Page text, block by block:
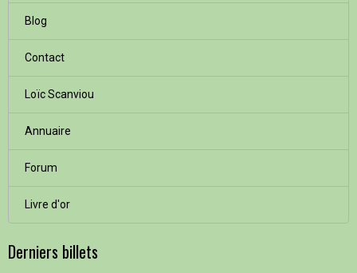
Blog
Contact
Loïc Scanviou
Annuaire
Forum
Livre d'or
Derniers billets